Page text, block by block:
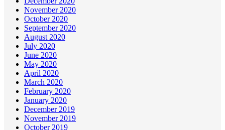
November 2020
October 2020
September 2020
August 2020
July 2020
June 2020
May 2020
April 2020
March 2020
February 2020
January 2020
December 2019
November 2019
October 2019